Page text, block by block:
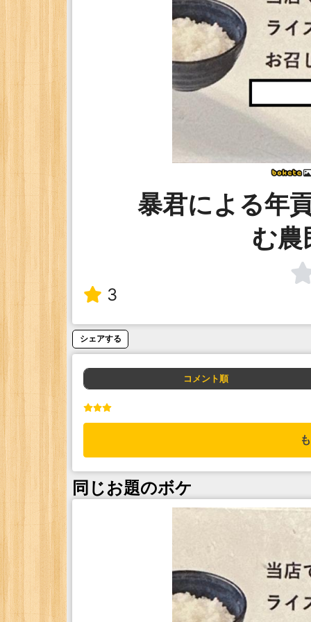
暴君による年
む農
3
シェアする
コメント順
同じお題のボケ